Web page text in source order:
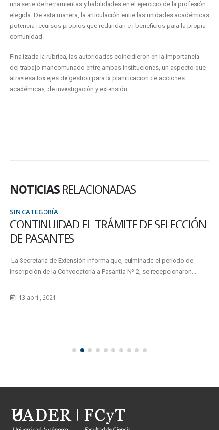
una serie de herramientas y habilidades en el ejercicio de la profesión
elegida. De esta manera, la articulación entre las unidades académicas
potencia recursos propios que redundan en beneficios para la propia
comunidad.
Finalizada la rúbrica, las autoridades coincidieron en la importancia
del trabajo mancomunado entre ambas instituciones, un aspecto que
atraviesa los ejes de gestión para la planificación de acciones
académicas, de investigación y extensión.
NOTICIAS RELACIONADAS
SIN CATEGORÍA
CONTINUIDAD EL TRÁMITE DE SELECCIÓN
DE PASANTES
La Secretaría de Extensión informa que, culminado el período de
inscripción de la Convocatoria a Pasantía Nº 2, se recepcionaron...
13 abril, 2021